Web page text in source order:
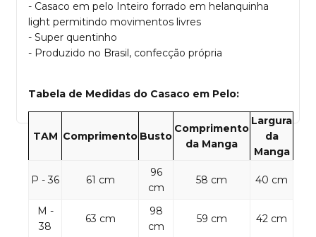
- Casaco em pelo Inteiro forrado em helanquinha
light permitindo movimentos livres
- Super quentinho
- Produzido no Brasil, confecção própria
Tabela de Medidas do Casaco em Pelo:
TAM Comprimento Busto
Comprimento
da Manga
Largura
da
Manga
P - 36 61 cm
96
cm
58 cm 40 cm
M -
38
63 cm
98
cm
59 cm 42 cm